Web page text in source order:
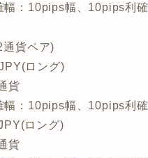
幅：10pips幅、10pips利確
貨ペア)
ロング)
貨
幅：10pips幅、10pips利確
ロング)
貨